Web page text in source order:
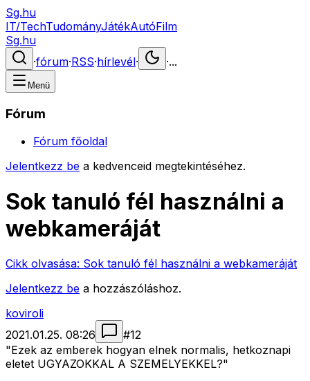
Sg.hu
IT/TechTudományJátékAutóFilm
Sg.hu
·fórum·RSS·hírlevél· ·...
Menü
Fórum
Fórum főoldal
Jelentkezz be a kedvenceid megtekintéséhez.
Sok tanuló fél használni a
webkameráját
Cikk olvasása: Sok tanuló fél használni a webkameráját
Jelentkezz be a hozzászóláshoz.
koviroli
2021.01.25. 08:26
#12
"Ezek az emberek hogyan elnek normalis, hetkoznapi
eletet UGYAZOKKAL A SZEMELYEKKEL?"